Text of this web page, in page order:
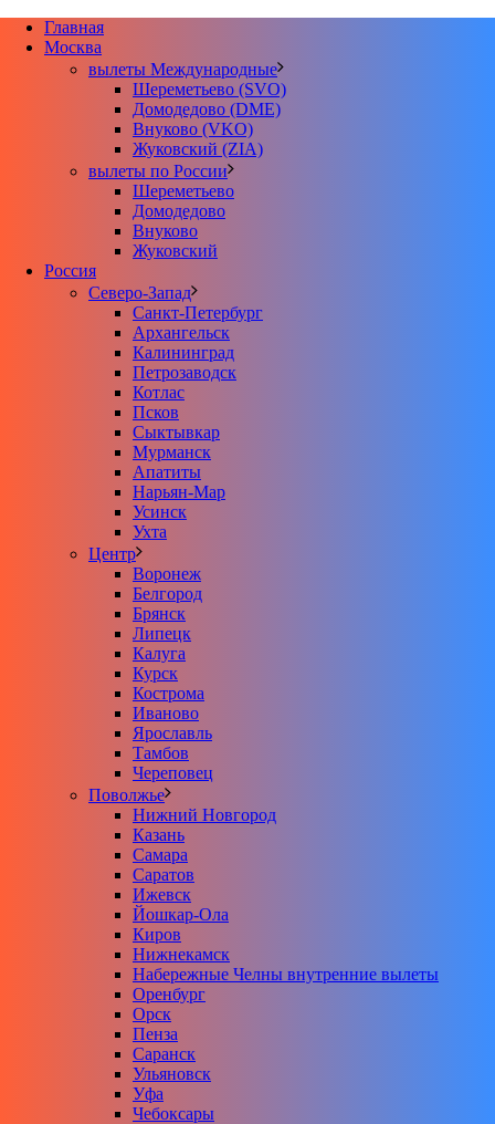
Главная
Москва
вылеты Международные
Шереметьево (SVO)
Домодедово (DME)
Внуково (VKO)
Жуковский (ZIA)
вылеты по России
Шереметьево
Домодедово
Внуково
Жуковский
Россия
Северо-Запад
Санкт-Петербург
Архангельск
Калининград
Петрозаводск
Котлас
Псков
Сыктывкар
Мурманск
Апатиты
Нарьян-Мар
Усинск
Ухта
Центр
Воронеж
Белгород
Брянск
Липецк
Калуга
Курск
Кострома
Иваново
Ярославль
Тамбов
Череповец
Поволжье
Нижний Новгород
Казань
Самара
Саратов
Ижевск
Йошкар-Ола
Киров
Нижнекамск
Набережные Челны внутренние вылеты
Оренбург
Орск
Пенза
Саранск
Ульяновск
Уфа
Чебоксары